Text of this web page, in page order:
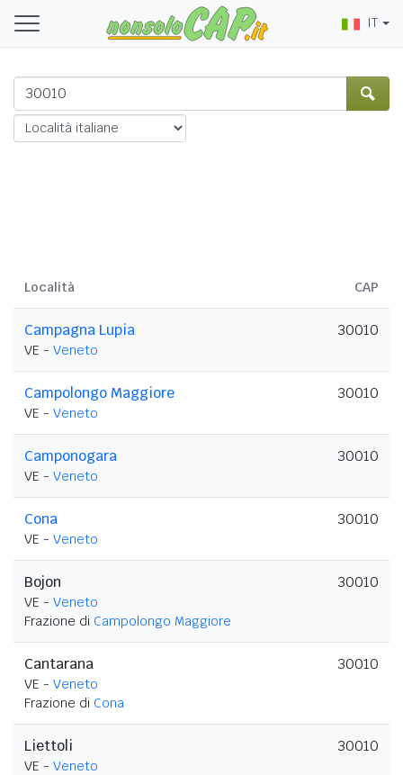
IT
Località CAP
Campagna Lupia
VE - Veneto
30010
Campolongo Maggiore
VE - Veneto
30010
Camponogara
VE - Veneto
30010
Cona
VE - Veneto
30010
Bojon
VE - Veneto
Frazione di Campolongo Maggiore
30010
Cantarana
VE - Veneto
Frazione di Cona
30010
Liettoli
VE - Veneto
30010